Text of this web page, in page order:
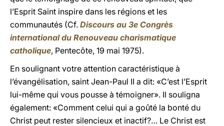
l’Esprit Saint inspire dans les régions et les
communautés (Cf. Discours au 3e Congrès
international du Renouveau charismatique
catholique, Pentecôte, 19 mai 1975).
En soulignant votre attention caractéristique à
l’évangélisation, saint Jean-Paul II a dit: «C’est l’Esprit
lui-même qui vous pousse à témoigner». Il souligna
également: «Comment celui qui a goûté la bonté du
Christ peut rester silencieux et inactif?… Le Christ est